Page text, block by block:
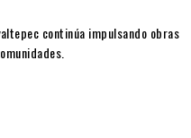
continúa impulsando obras